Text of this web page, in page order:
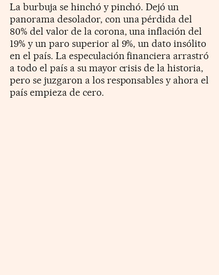
La burbuja se hinchó y pinchó. Dejó un
panorama desolador, con una pérdida del
80% del valor de la corona, una inflación del
19% y un paro superior al 9%, un dato insólito
en el país. La especulación financiera arrastró
a todo el país a su mayor crisis de la historia,
pero se juzgaron a los responsables y ahora el
país empieza de cero.